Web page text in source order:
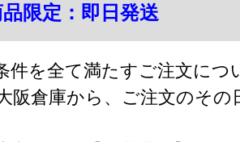
限定：即日発送
を全て満たすご注文につ
阪倉庫から、ご注文のそ